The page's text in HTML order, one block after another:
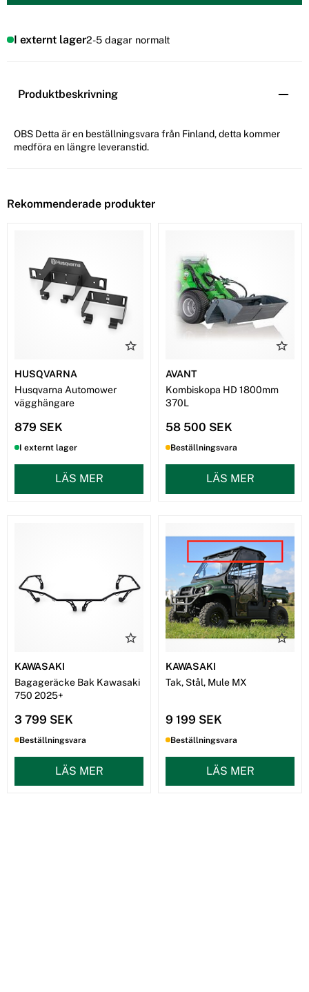
I externt lager2-5 dagar normalt
Produktbeskrivning
OBS Detta är en beställningsvara från Finland, detta kommer
medföra en längre leveranstid.
Rekommenderade produkter
HUSQVARNA
Husqvarna Automower
vägghängare
879 SEK
I externt lager
LÄS MER
AVANT
Kombiskopa HD 1800mm
370L
58 500 SEK
Beställningsvara
LÄS MER
KAWASAKI
Bagageräcke Bak Kawasaki
750 2025+
3 799 SEK
Beställningsvara
LÄS MER
KAWASAKI
Tak, Stål, Mule MX
9 199 SEK
Beställningsvara
LÄS MER